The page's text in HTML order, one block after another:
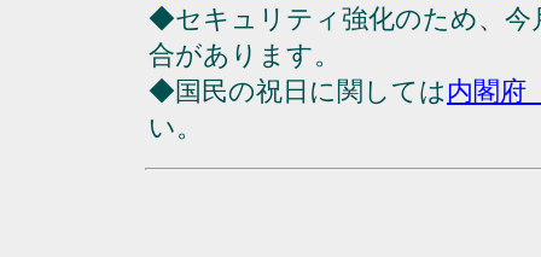
◆セキュリティ強化のため、今
合があります。
◆国民の祝日に関しては内閣府
い。